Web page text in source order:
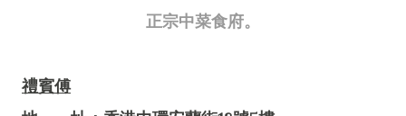
正宗中菜食府。
禮賓傅